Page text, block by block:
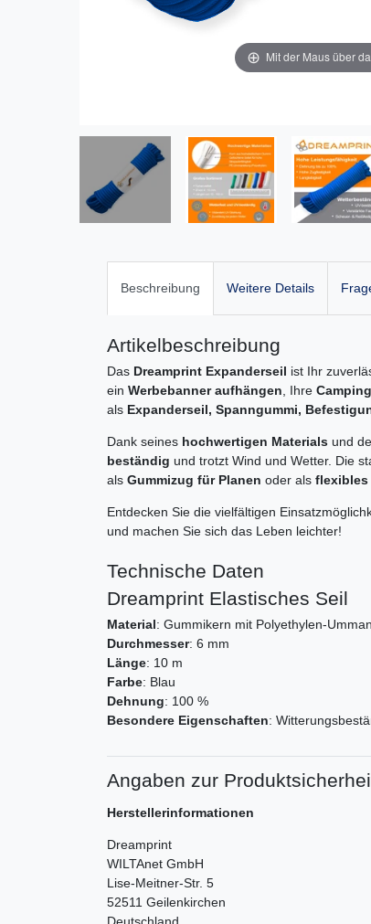
Mit der Maus über
Beschreibung Weitere Details
Artikelbeschreibung
Das Dreamprint Expanderseil ist Ihr
ein Werbebanner aufhängen , Ihre
als Expanderseil, Spanngummi,
Dank seines hochwertigen Materials und
beständig und trotzt Wind und Wetter. Die
als Gummizug für Planen oder als flexibles
Entdecken Sie die vielfältigen
und machen Sie sich das Leben leichter!
Technische Daten
Dreamprint Elastisches Seil
Material: Gummikern mit Polyethylen-
Durchmesser: 6 mm
Länge: 10 m
Farbe: Blau
Dehnung: 100 %
Besondere Eigenschaften:
Angaben zur
Herstellerinformationen
Dreamprint
WILTAnet GmbH
Lise-Meitner-Str. 5
52511 Geilenkirchen